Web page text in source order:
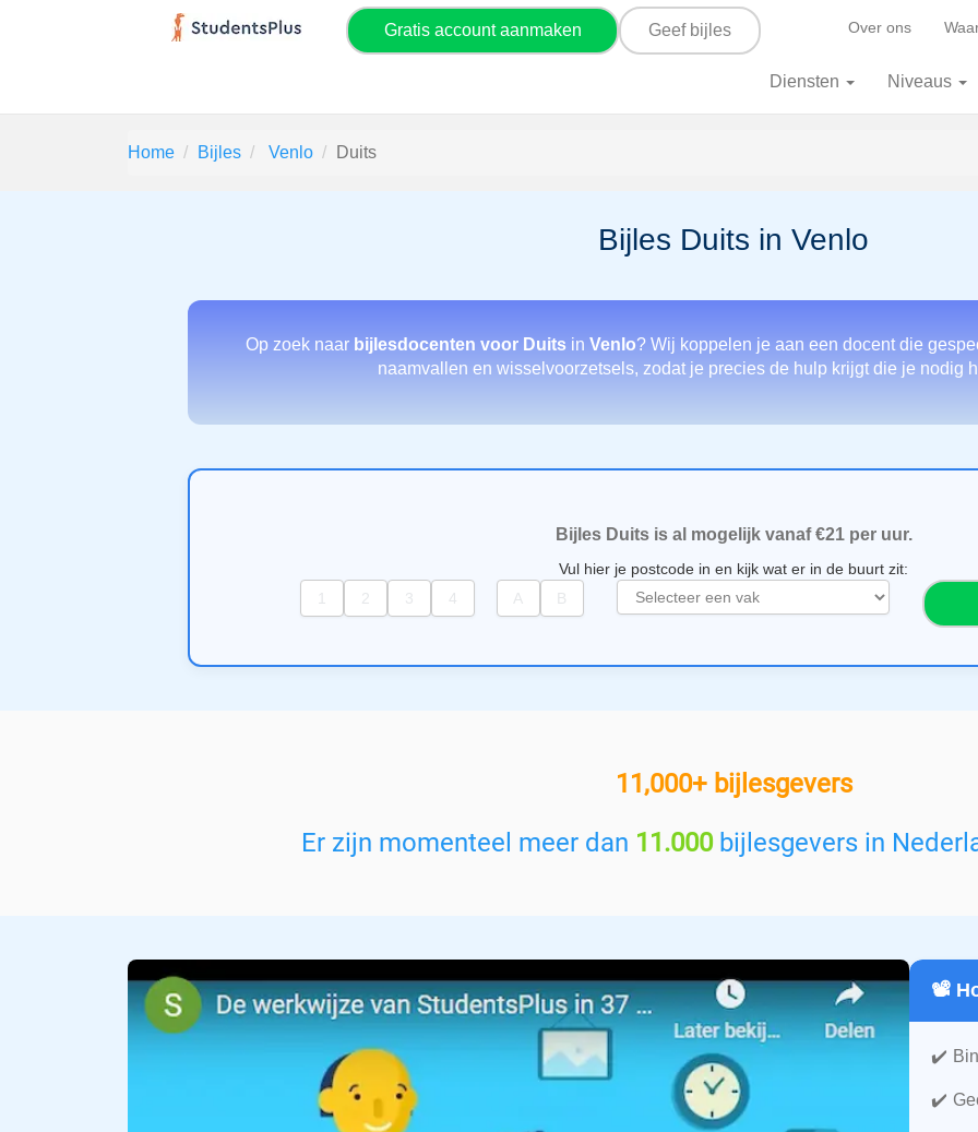
Gratis account aanmaken Geef bijles Over ons
Diensten Niveaus
Home Bijles Venlo Duits
Bijles Duits in Venlo
Op zoek naar bijlesdocenten voor Duits in Venlo? Wij koppelen je aan een docent die
naamvallen en wisselvoorzetsels, zodat je precies de hulp krijgt die je nodig
Bijles Duits is al mogelijk vanaf €21 per uur.
Vul hier je postcode in en kijk wat er in de buurt zit:
e
e
n
11,000+ bijlesgevers
Er zijn momenteel meer dan 11.000bijlesgevers in
📽️